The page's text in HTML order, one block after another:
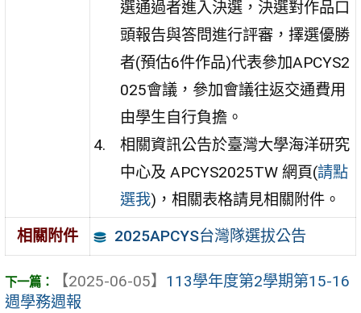
選通過者進入決選，決選對作品口
頭報告與答問進行評審，擇選優勝
者(預估6件作品)代表參加APCYS2
025會議，參加會議往返交通費用
由學生自行負擔。
相關資訊公告於臺灣大學海洋研究
中心及 APCYS2025TW 網頁(請點
選我)，相關表格請見相關附件。
相關附件
2025APCYS台灣隊選拔公告
【2025-06-05】 113學年度第2學期第15-16
週學務週報